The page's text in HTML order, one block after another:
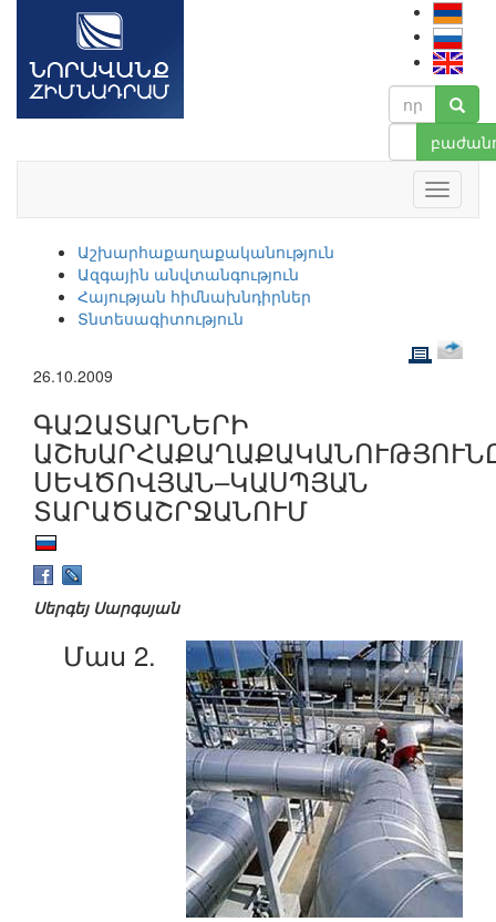
Աշխարհաքաղաքականություն
Ազգային անվտանգություն
Հայության հիմնախնդիրներ
Տնտեսագիտություն
26.10.2009
ԳԱԶԱՏԱՐՆԵՐԻ
ՍԵՎԾՈՎՅԱՆ–ԿԱՍՊՅԱՆ
ՏԱՐԱԾԱՇՐՋԱՆՈՒՄ
Սերգեյ Սարգսյան
Մաս 2.